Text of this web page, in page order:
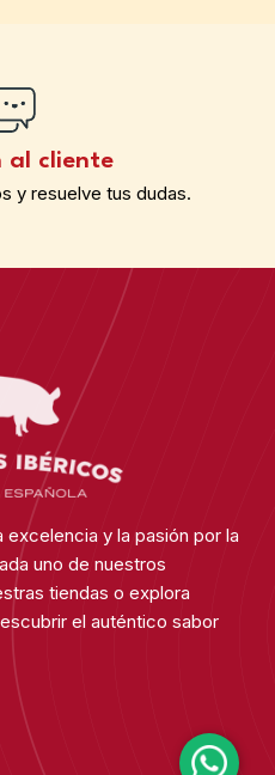
al cliente
y resuelve tus dudas.
y la pasión por la
uno de nuestros
tiendas o explora
el auténtico sabor